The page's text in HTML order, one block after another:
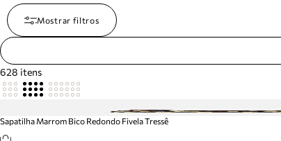
Mostrar filtros
628 itens
Sapatilha Marrom Bico Redondo Fivela Tressê